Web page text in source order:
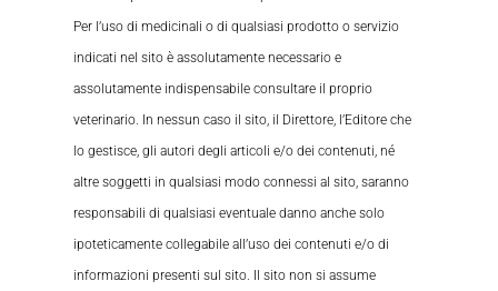
Per l’uso di medicinali o di qualsiasi prodotto o servizio
indicati nel sito è assolutamente necessario e
assolutamente indispensabile consultare il proprio
veterinario. In nessun caso il sito, il Direttore, l’Editore che
lo gestisce, gli autori degli articoli e/o dei contenuti, né
altre soggetti in qualsiasi modo connessi al sito, saranno
responsabili di qualsiasi eventuale danno anche solo
ipoteticamente collegabile all’uso dei contenuti e/o di
informazioni presenti sul sito. Il sito non si assume